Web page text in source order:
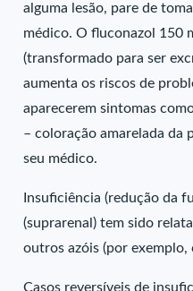
alguma lesão, pare de
médico. O fluconazol 150
(transformado para ser
aumenta os riscos de
aparecerem sintomas
– coloração amarelada da
seu médico.
Insuficiência (redução da
(suprarenal) tem sido
outros azóis (por exemplo,
Casos reversíveis de